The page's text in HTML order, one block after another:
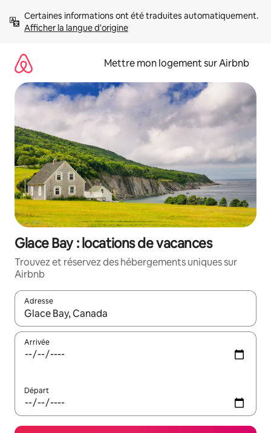
directement
Afficher la langue d'origine
Mettre mon logement sur Airbnb
Glace Bay : locations de vacances
Trouvez et réservez des hébergements uniques sur
Airbnb
Adresse
Lorsque les résultats s'affichent, utilisez les flèches vers le
Arrivée
Départ